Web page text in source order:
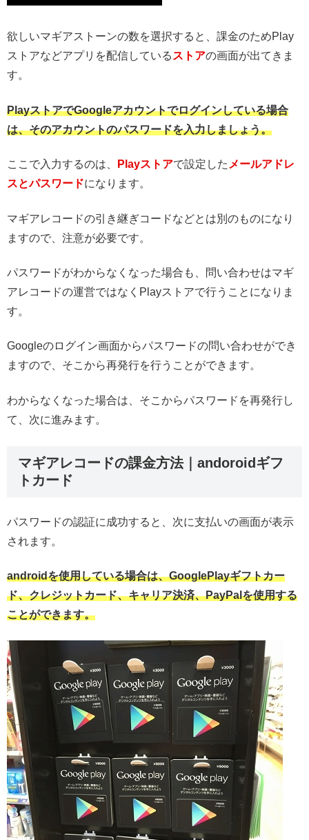
欲しいマギアストーンの数を選択すると、課金のためPlay
ストアなどアプリを配信している ストアの画面が出てきま
す。
PlayストアでGoogleアカウントでログインしている場合
は、そのアカウントのパスワードを入力しましょう。
ここで入力するのは、 Playストアで設定した メールアドレ
スとパスワードになります。
マギアレコードの引き継ぎコードなどとは別のものになり
ますので、注意が必要です。
パスワードがわからなくなった場合も、問い合わせはマギ
アレコードの運営ではなくPlayストアで行うことになりま
す。
Googleのログイン画面からパスワードの問い合わせができ
ますので、そこから再発行を行うことができます。
わからなくなった場合は、そこからパスワードを再発行し
て、次に進みます。
マギアレコードの課金方法｜andoroidギフ
トカード
パスワードの認証に成功すると、次に支払いの画面が表示
されます。
androidを使用している場合は、GooglePlayギフトカー
ド、クレジットカード、キャリア決済、PayPalを使用する
ことができます。